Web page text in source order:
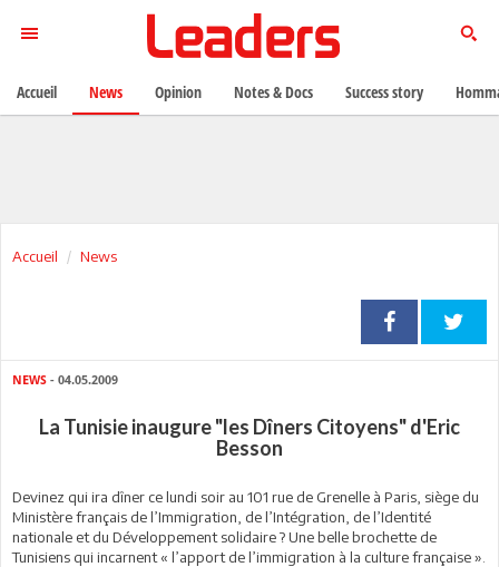
Accueil News
NEWS - 04.05.2009
La Tunisie inaugure "les Dîners Citoyens" d'Eric
Besson
Devinez qui ira dîner ce lundi soir au 101 rue de Grenelle à Paris, siège du
Ministère français de l’Immigration, de l’Intégration, de l’Identité
nationale et du Développement solidaire ? Une belle brochette de
Tunisiens qui incarnent « l’apport de l’immigration à la culture française ».
Accueil News Opinion Notes & Docs Success story